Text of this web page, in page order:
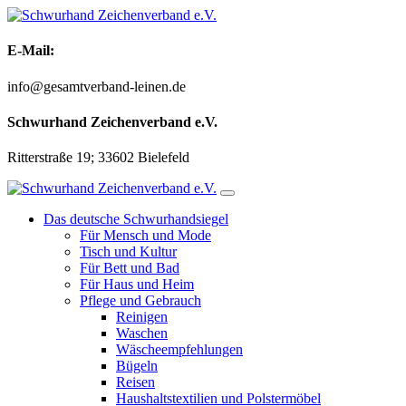
Zum
springen
E-Mail:
info@gesamtverband-leinen.de
Schwurhand Zeichenverband e.V.
Ritterstraße 19; 33602 Bielefeld
Das deutsche Schwurhandsiegel
Für Mensch und Mode
Tisch und Kultur
Für Bett und Bad
Für Haus und Heim
Pflege und Gebrauch
Reinigen
Waschen
Wäscheempfehlungen
Bügeln
Reisen
Haushaltstextilien und Polstermöbel